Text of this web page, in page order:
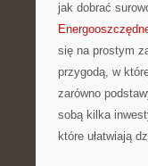
jak dobrać
się na prostym
przygodą, w
zarówno
sobą kilka
które ułatwiają